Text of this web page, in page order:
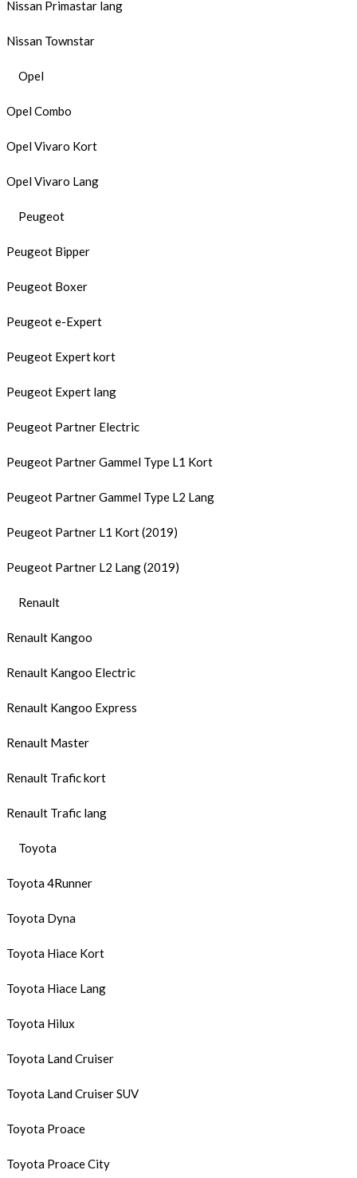
Nissan Primastar lang
Nissan Townstar
Opel
Opel Combo
Opel Vivaro Kort
Opel Vivaro Lang
Peugeot
Peugeot Bipper
Peugeot Boxer
Peugeot e-Expert
Peugeot Expert kort
Peugeot Expert lang
Peugeot Partner Electric
Peugeot Partner Gammel Type L1 Kort
Peugeot Partner Gammel Type L2 Lang
Peugeot Partner L1 Kort (2019)
Peugeot Partner L2 Lang (2019)
Renault
Renault Kangoo
Renault Kangoo Electric
Renault Kangoo Express
Renault Master
Renault Trafic kort
Renault Trafic lang
Toyota
Toyota 4Runner
Toyota Dyna
Toyota Hiace Kort
Toyota Hiace Lang
Toyota Hilux
Toyota Land Cruiser
Toyota Land Cruiser SUV
Toyota Proace
Toyota Proace City